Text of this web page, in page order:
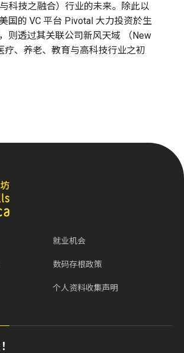
科技之融合）行业的未来。除此以
国的 VC 平台 Pivotal 大力投资於生
则透过其关联公司新风天域 （New
疗、养老、教育与高科技行业之初
就业机会
数码存根政策
个人资料收集声明